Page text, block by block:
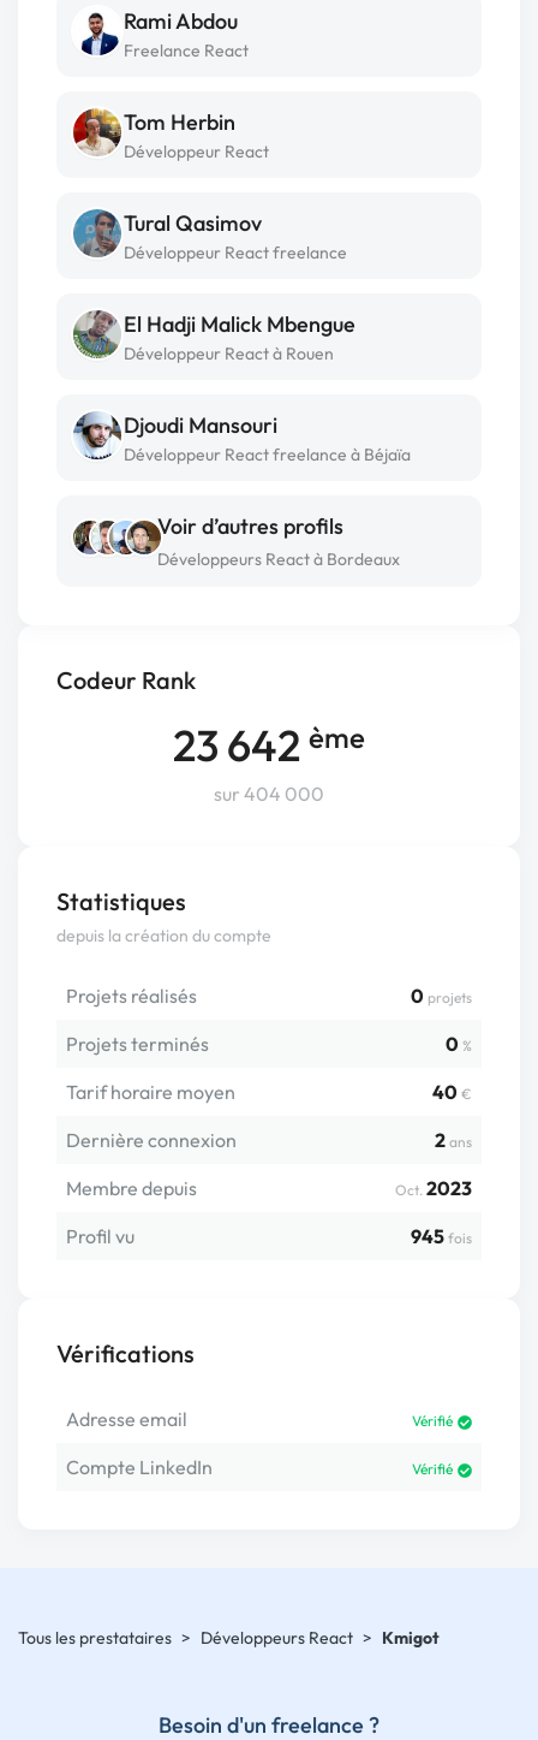
Codeur Rank
23 642 ème
sur 404 000
Statistiques
depuis la création du compte
Projets réalisés 0 projets
Projets terminés 0 %
Tarif horaire moyen 40 €
Dernière connexion 2 ans
Membre depuis Oct. 2023
Profil vu
945 fois
Vérifications
Adresse email Vérifié
Compte LinkedIn Vérifié
Rami Abdou
Freelance React
Tom Herbin
Développeur React
Tural Qasimov
Développeur React freelance
El Hadji Malick Mbengue
Développeur React à Rouen
Djoudi Mansouri
Développeur React freelance à Béjaïa
Voir d’autres profils
Développeurs React à Bordeaux
Tous les prestataires > Développeurs React > Kmigot
Besoin d'un freelance ?